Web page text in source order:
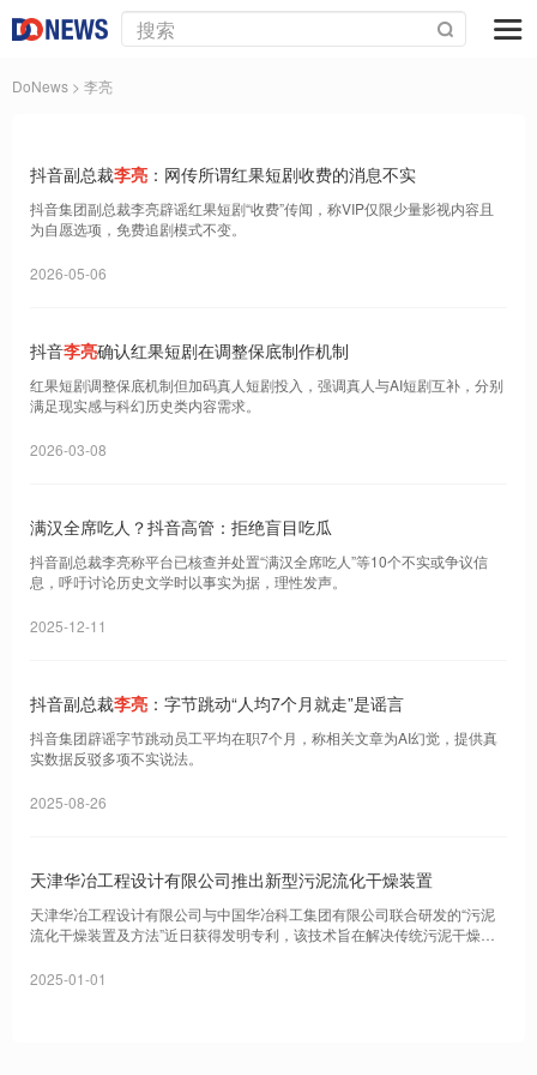
DoNews > 李亮
抖音副总裁李亮 ：网传所谓红果短剧收费的消息不实
抖音集团副总裁李亮辟谣红果短剧“收费”传闻，称VIP仅限少量影视内容且
为自愿选项，免费追剧模式不变。
2026-05-06
抖音李亮确认红果短剧在调整保底制作机制
红果短剧调整保底机制但加码真人短剧投入，强调真人与AI短剧互补，分别
满足现实感与科幻历史类内容需求。
2026-03-08
满汉全席吃人？抖音高管：拒绝盲目吃瓜
抖音副总裁李亮称平台已核查并处置“满汉全席吃人”等10个不实或争议信
息，呼吁讨论历史文学时以事实为据，理性发声。
2025-12-11
抖音副总裁李亮 ：字节跳动“人均7个月就走”是谣言
抖音集团辟谣字节跳动员工平均在职7个月，称相关文章为AI幻觉，提供真
实数据反驳多项不实说法。
2025-08-26
天津华冶工程设计有限公司推出新型污泥流化干燥装置
天津华冶工程设计有限公司与中国华冶科工集团有限公司联合研发的“污泥
流化干燥装置及方法”近日获得发明专利，该技术旨在解决传统污泥干燥过
2025-01-01